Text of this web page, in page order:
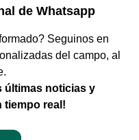
de Whatsapp
Seguinos en
del campo, al
últimas noticias y
tiempo real!